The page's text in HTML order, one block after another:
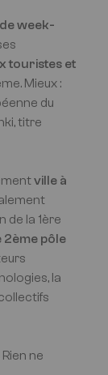
week-
touristes et
Mieux :
du
titre
ville à
de la 1ère
2ème pôle
la
ne